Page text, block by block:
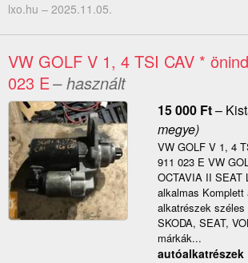
lxo.hu – 2025.11.05.
VW GOLF V 1, 4 TSI CAV *
023 E– használt
15 000 Ft–
megye)
VW GOLF V 1, 4
911 023 E VW
OCTAVIA II SEAT
alkalmas Komplett
alkatrészek
SKODA, SEAT,
márkák...
autóalkatrészek